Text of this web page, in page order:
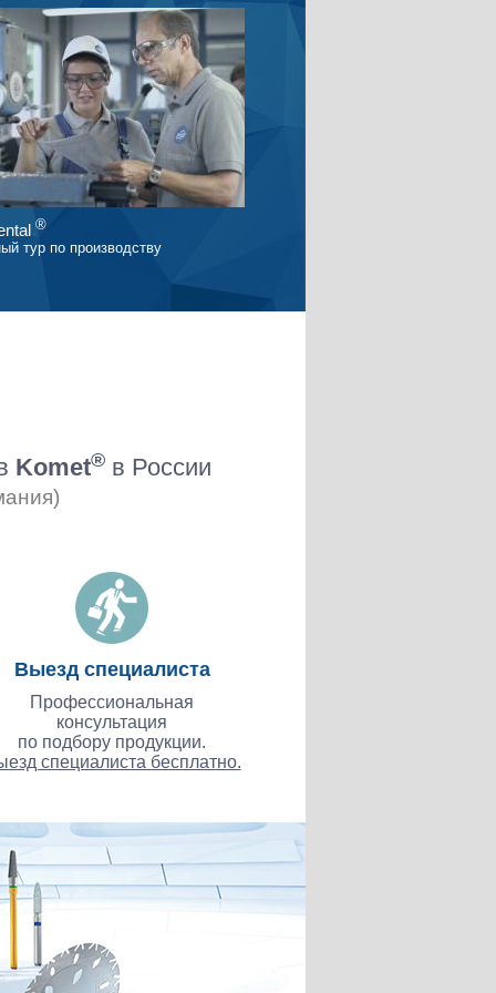
®
тур по производству
Komet®в России
Выезд специалиста
Профессиональная
консультация
по подбору продукции.
специалиста бесплатно.